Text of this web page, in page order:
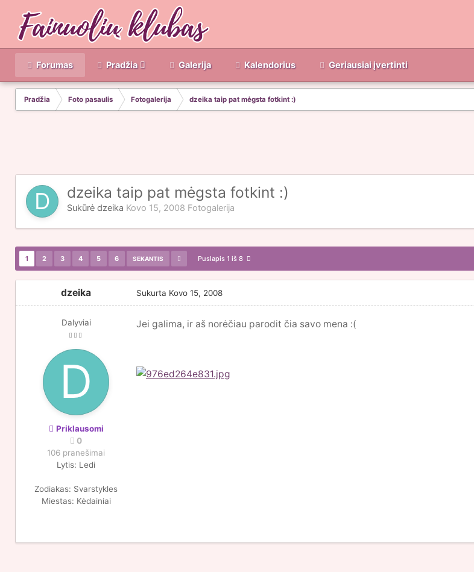
Forumas Pradžia Galerija Kalendorius Geriausiai įvertinti
Pradžia Foto pasaulis Fotogalerija dzeika taip pat mėgsta fotkint :)
dzeika taip pat mėgsta fotkint :)
Sukūrė dzeika Kovo 15, 2008 Fotogalerija
1 2 3 4 5 6 SEKANTIS Puslapis 1 iš 8
dzeika
Dalyviai
Priklausomi
0
106 pranešimai
Lytis: Ledi
Zodiakas: Svarstykles
Miestas: Kėdainiai
Sukurta Kovo 15, 2008
Jei galima, ir aš norėčiau parodit čia savo mena :(